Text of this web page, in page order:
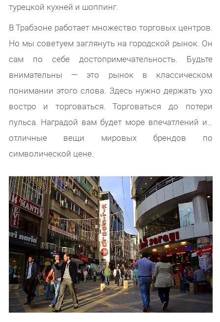
турецкой кухней и шоппинг.
В Трабзоне работает множество торговых центров.
Но мы советуем заглянуть на городской рынок. Он
сам по себе достопримечательность. Будьте
внимательны — это рынок в классическом
понимании этого слова. Здесь нужно держать ухо
востро и торговаться. Торговаться до потери
пульса. Наградой вам будет море впечатлений и…
отличные вещи мировых брендов по
символической цене.